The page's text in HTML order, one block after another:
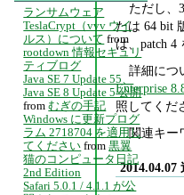
ただし、
たは 64 bit
は、patch 4
詳細につ
Enterprise
照してくだ
関連キー
2014.04.07
ランサムウェア
TeslaCrypt（vvv ウイ
ルス）について from
rootdown 情報セキュリ
ティブログ
Java SE 7 Update 55、
Java SE 8 Update 5 公開
from むぎの手記
Windows に更新プログ
ラム 2718704 を適用し
てください from 黒翼
猫のコンピュータ日記
2nd Edition
Safari 5.0.1 / 4.1.1 が公